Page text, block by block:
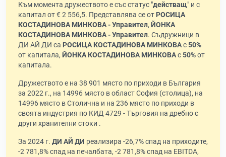
Към момента дружеството е със статус "действащ" и с
капитал от € 2 556,5. Представлява се от РОСИЦА
КОСТАДИНОВА МИНКОВА - Управител, ЙОНКА
КОСТАДИНОВА МИНКОВА - Управител. Съдружници в
ДИ АЙ ДИ са РОСИЦА КОСТАДИНОВА МИНКОВАс50%
от капитала, ЙОНКА КОСТАДИНОВА МИНКОВАс50%от
капитала.
Дружеството е на 38 901 място по приходи в България
за 2022 г., на 14996 място в област София (столица), на
14996 място в Столична и на 236 място по приходи в
своята индустрия по КИД 4729 - Търговия на дребно с
други хранителни стоки .
За 2024 г. ДИ АЙ ДИ реализира -26,7% спад на приходите,
-2 781,8% спад на печалбата, -2 781,8% спад на EBITDA,